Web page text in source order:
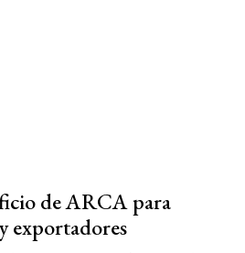
de ARCA para
exportadores